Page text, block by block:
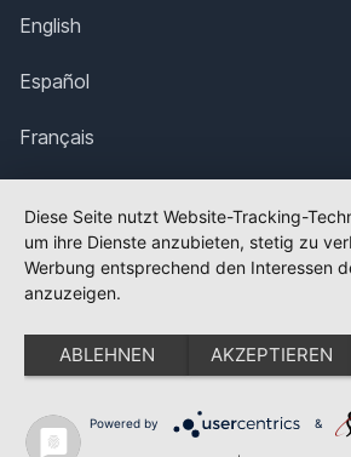
English
Español
Français
Polska
Português
Nederlands
Svenska
Diese Seite nutzt Website-Tracking-
um ihre Dienste anzubieten, stetig zu
Werbung entsprechend den Interessen
anzuzeigen.
ABLEHNEN AKZEPTIEREN
Powered by &